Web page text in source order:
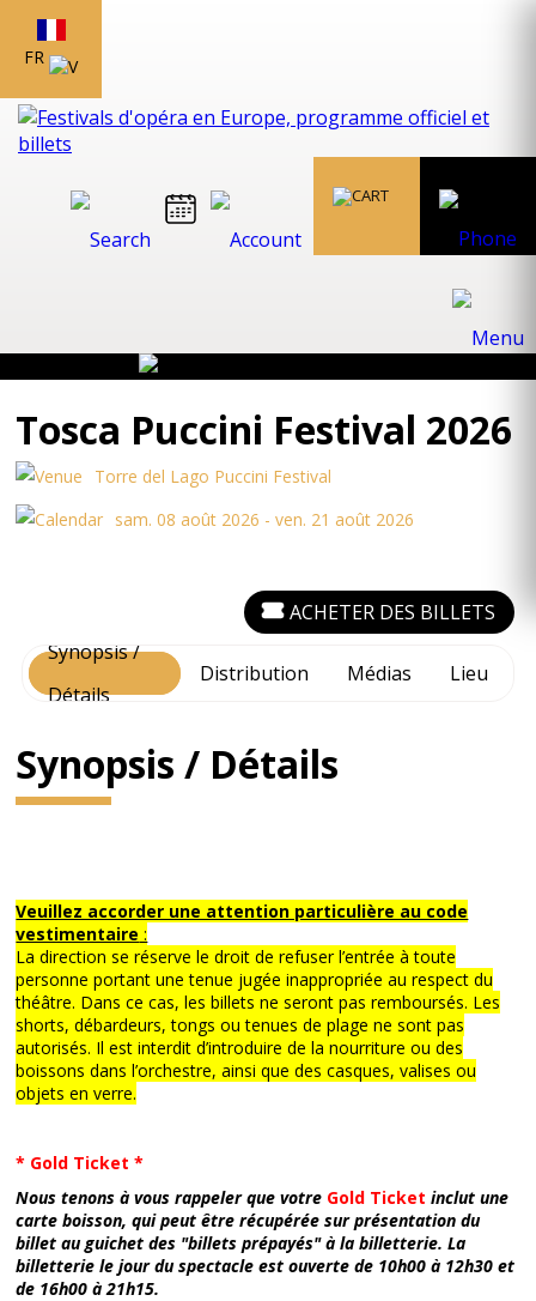
FR
Tosca Puccini Festival 2026
Torre del Lago Puccini Festival
sam. 08 août 2026 - ven. 21 août 2026
Synopsis /
Détails
Distribution Médias Lieu
ACHETER DES BILLETS
Synopsis / Détails
Veuillez accorder une attention particulière au code
vestimentaire :
La direction se réserve le droit de refuser l’entrée à toute
personne portant une tenue jugée inappropriée au respect du
théâtre. Dans ce cas, les billets ne seront pas remboursés. Les
shorts, débardeurs, tongs ou tenues de plage ne sont pas
autorisés. Il est interdit d’introduire de la nourriture ou des
boissons dans l’orchestre, ainsi que des casques, valises ou
objets en verre.
* Gold Ticket *
Nous tenons à vous rappeler que votre Gold Ticket inclut une
carte boisson, qui peut être récupérée sur présentation du
billet au guichet des "billets prépayés" à la billetterie. La
billetterie le jour du spectacle est ouverte de 10h00 à 12h30 et
de 16h00 à 21h15.